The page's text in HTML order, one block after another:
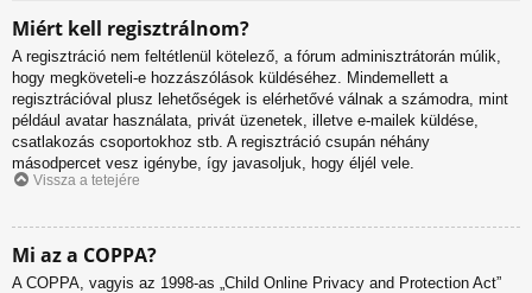
Miért kell regisztrálnom?
A regisztráció nem feltétlenül kötelező, a fórum adminisztrátorán múlik,
hogy megköveteli-e hozzászólások küldéséhez. Mindemellett a
regisztrációval plusz lehetőségek is elérhetővé válnak a számodra, mint
például avatar használata, privát üzenetek, illetve e-mailek küldése,
csatlakozás csoportokhoz stb. A regisztráció csupán néhány
másodpercet vesz igénybe, így javasoljuk, hogy éljél vele.
Vissza a tetejére
Mi az a COPPA?
A COPPA, vagyis az 1998-as „Child Online Privacy and Protection Act”